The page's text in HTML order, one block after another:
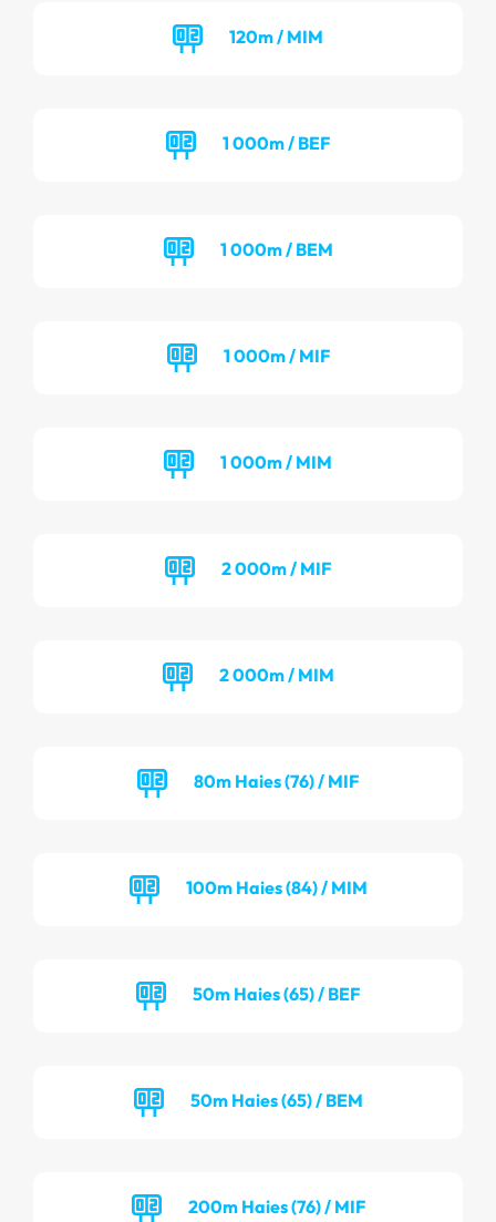
120m / MIM
1 000m / BEF
1 000m / BEM
1 000m / MIF
1 000m / MIM
2 000m / MIF
2 000m / MIM
80m Haies (76) / MIF
100m Haies (84) / MIM
50m Haies (65) / BEF
50m Haies (65) / BEM
200m Haies (76) / MIF